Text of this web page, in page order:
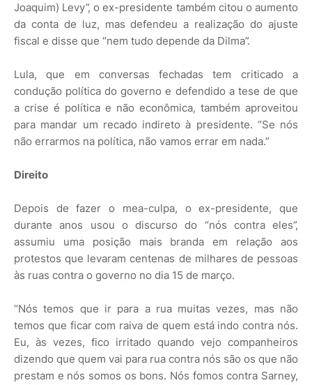
Joaquim) Levy”, o ex-presidente também citou o aumento
da conta de luz, mas defendeu a realização do ajuste
fiscal e disse que “nem tudo depende da Dilma”.
Lula, que em conversas fechadas tem criticado a
condução política do governo e defendido a tese de que
a crise é política e não econômica, também aproveitou
para mandar um recado indireto à presidente. “Se nós
não errarmos na política, não vamos errar em nada.”
Direito
Depois de fazer o mea-culpa, o ex-presidente, que
durante anos usou o discurso do “nós contra eles”,
assumiu uma posição mais branda em relação aos
protestos que levaram centenas de milhares de pessoas
às ruas contra o governo no dia 15 de março.
“Nós temos que ir para a rua muitas vezes, mas não
temos que ficar com raiva de quem está indo contra nós.
Eu, às vezes, fico irritado quando vejo companheiros
dizendo que quem vai para rua contra nós são os que não
prestam e nós somos os bons. Nós fomos contra Sarney,